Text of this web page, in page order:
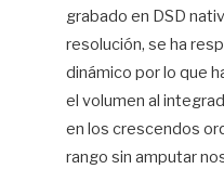
grabado en DSD
resolución, se ha
dinámico por lo que
el volumen al
en los crescendos
rango sin amputar